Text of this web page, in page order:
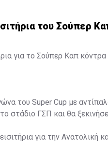
του Σούπερ
για το Σούπερ Καπ κόντρα
του Super Cup με
στάδιο ΓΣΠ και θα
για την Ανατολική